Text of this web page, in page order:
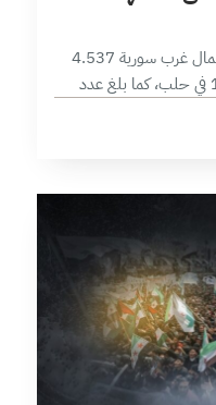
بلغ عدد ضحايا الزلزال الذي ضرب شمال غرب سورية 4.537
قتيلاً، منهم 3.014 في إدلب و1.523 في حلب، كما بلغ عدد
مليون…